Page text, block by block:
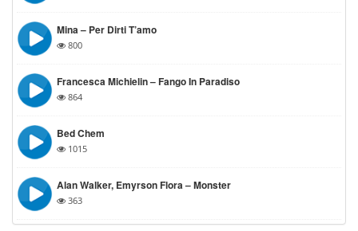
Mina – Per Dirti T’amo
800
Francesca Michielin – Fango In Paradiso
864
Bed Chem
1015
Alan Walker, Emyrson Flora – Monster
363